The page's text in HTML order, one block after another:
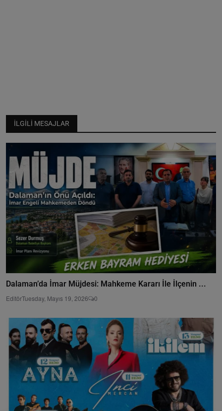
İLGILI MESAJLAR
Dalaman’da İmar Müjdesi: Mahkeme Kararı İle İlçenin ...
EditörTuesday, Mayıs 19, 2026 0